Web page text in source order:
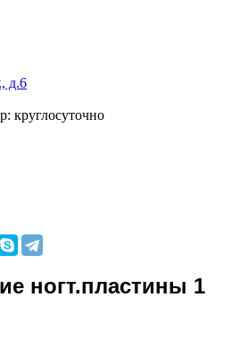
д.6
круглосуточно
ногт.пластины 1